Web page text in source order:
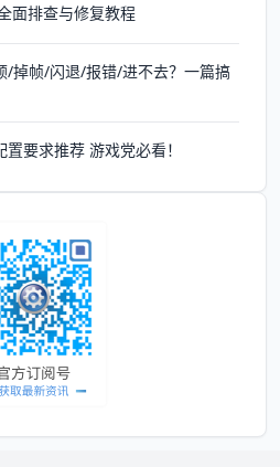
面排查与修复教程
/掉帧/闪退/报错/进不去？一篇搞
置要求推荐 游戏党必看！